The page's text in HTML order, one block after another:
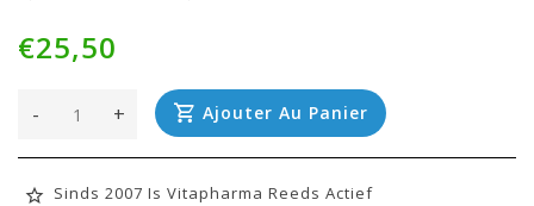
€25,50
+
- Ajouter Au Panier
Sinds 2007 Is Vitapharma Reeds Actief